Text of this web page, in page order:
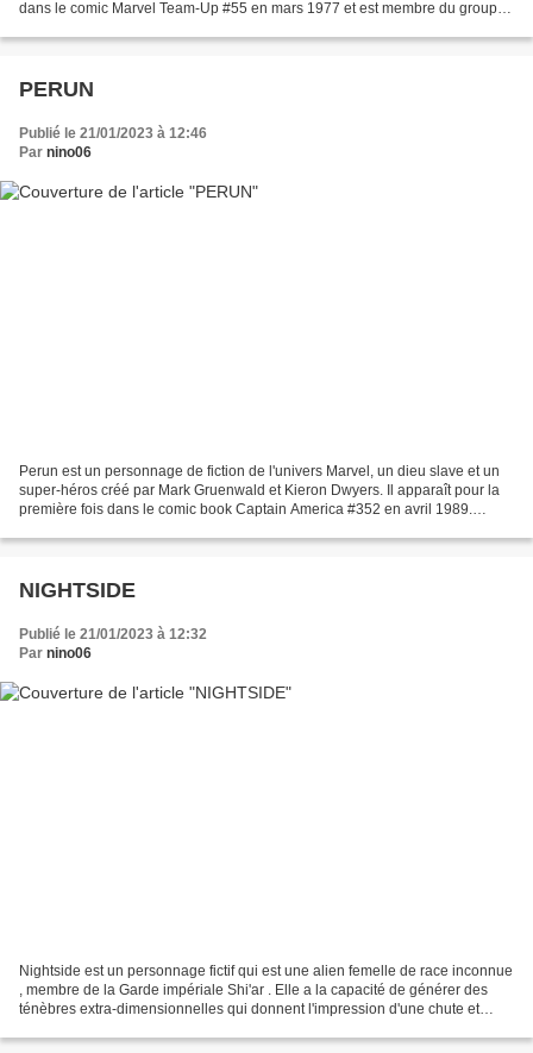
dans le comic Marvel Team-Up #55 en mars 1977 et est membre du groupe
PERUN
Publié le 21/01/2023 à 12:46
Par nino06
Perun est un personnage de fiction de l'univers Marvel, un dieu slave et un
super-héros créé par Mark Gruenwald et Kieron Dwyers. Il apparaît pour la
première fois dans le comic book Captain America #352 en avril 1989.
NIGHTSIDE
Publié le 21/01/2023 à 12:32
Par nino06
Nightside est un personnage fictif qui est une alien femelle de race inconnue
, membre de la Garde impériale Shi'ar . Elle a la capacité de générer des
ténèbres extra-dimensionnelles qui donnent l'impression d'une chute et